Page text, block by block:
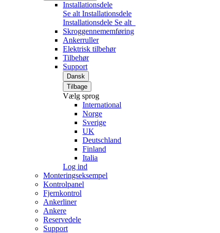
Installationsdele
Se alt Installationsdele
Installationsdele Se alt
Skroggennememføring
Ankerruller
Elektrisk tilbehør
Tilbehør
Support
Dansk
Tilbage
Vælg sprog
International
Norge
Sverige
UK
Deutschland
Finland
Italia
Log ind
Monteringseksempel
Kontrolpanel
Fjernkontrol
Ankerliner
Ankere
Reservedele
Support